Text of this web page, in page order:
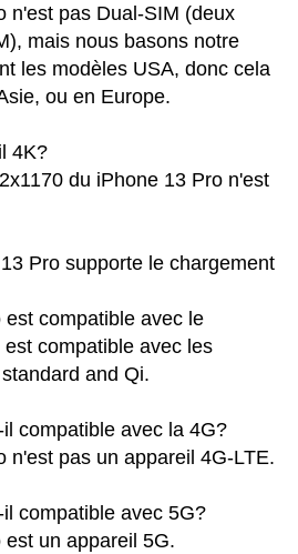
n'est pas Dual-SIM (deux
mais nous basons notre
les modèles USA, donc cela
ou en Europe.
4K?
du iPhone 13 Pro n'est
Pro supporte le chargement
compatible avec le
and Qi.
compatible avec la 4G?
n'est pas un appareil 4G-LTE.
compatible avec 5G?
un appareil 5G.